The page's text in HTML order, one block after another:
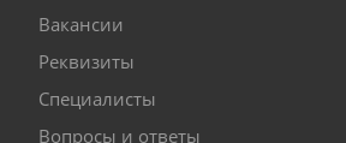
Вакансии
Реквизиты
Специалисты
Вопросы и ответы